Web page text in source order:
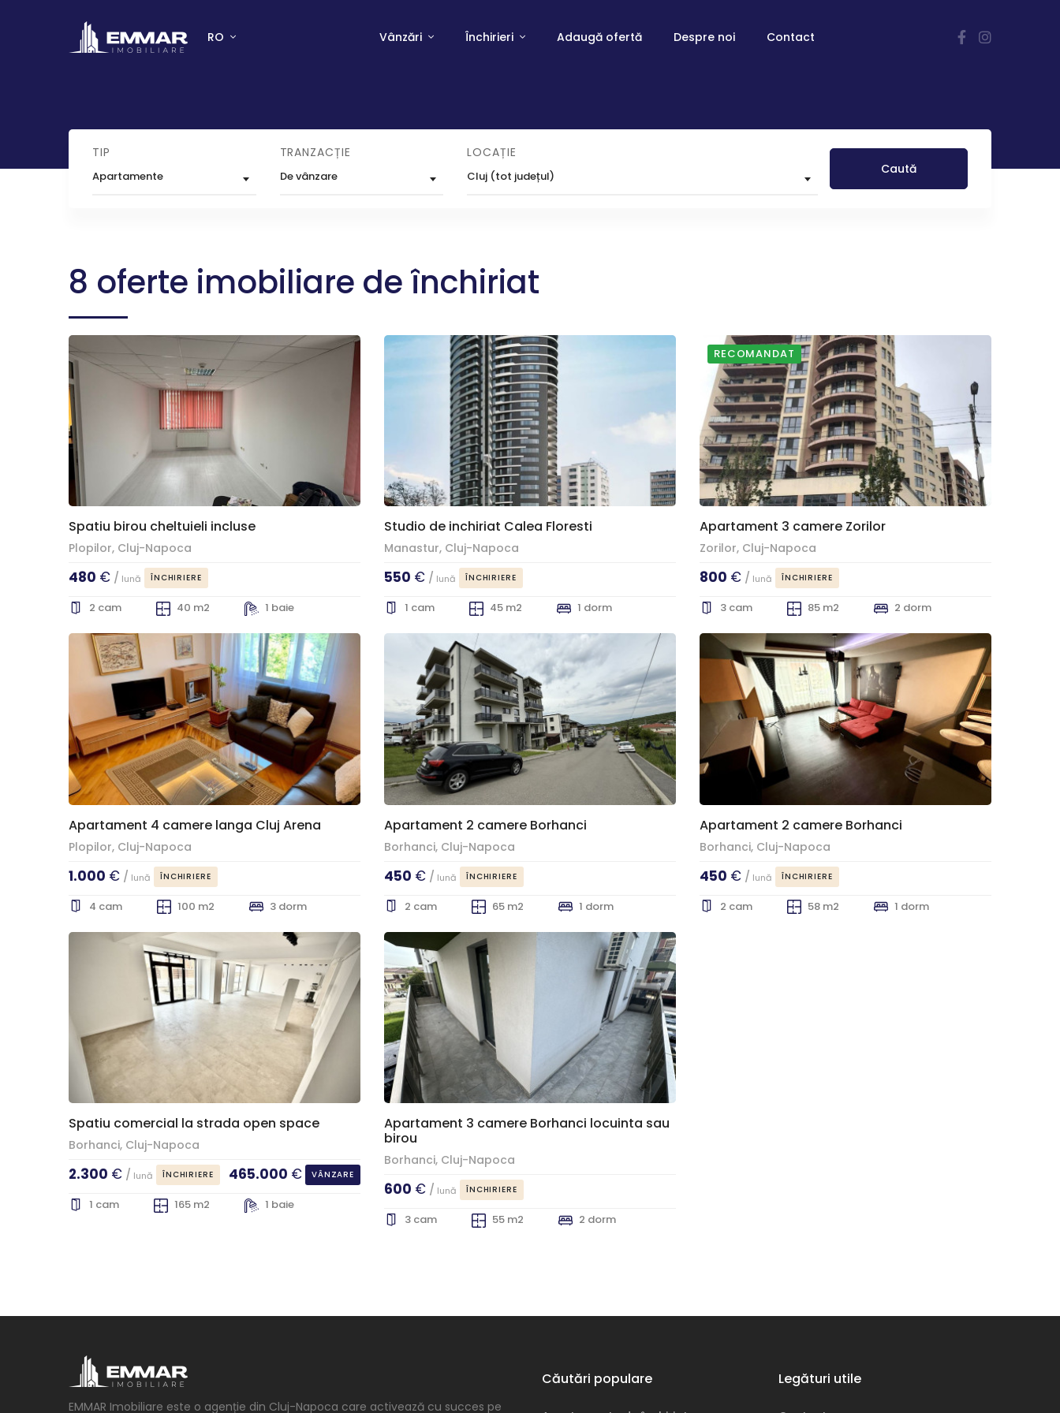
RO Vânzări Închirieri Adaugă ofertă Despre noi Contact
TIP
Apartamente
TRANZACȚIE
De vânzare
LOCAȚIE
Cluj (tot județul) Caută
8 oferte imobiliare de închiriat
Spatiu birou cheltuieli incluse
Plopilor, Cluj-Napoca
480 € / lună ÎNCHIRIERE
2 cam 40 m2 1 baie
Studio de inchiriat Calea Floresti
Manastur, Cluj-Napoca
550 € / lună ÎNCHIRIERE
1 cam 45 m2 1 dorm
RECOMANDAT
Apartament 3 camere Zorilor
Zorilor, Cluj-Napoca
800 € / lună ÎNCHIRIERE
3 cam 85 m2 2 dorm
Apartament 4 camere langa Cluj Arena
Plopilor, Cluj-Napoca
1.000 € / lună ÎNCHIRIERE
4 cam 100 m2 3 dorm
Apartament 2 camere Borhanci
Borhanci, Cluj-Napoca
450 € / lună ÎNCHIRIERE
2 cam 65 m2 1 dorm
Apartament 2 camere Borhanci
Borhanci, Cluj-Napoca
450 € / lună ÎNCHIRIERE
2 cam 58 m2 1 dorm
Spatiu comercial la strada open space
Borhanci, Cluj-Napoca
2.300 € / lună ÎNCHIRIERE 465.000 € VÂNZARE
1 cam 165 m2 1 baie
Apartament 3 camere Borhanci locuinta sau
birou
Borhanci, Cluj-Napoca
600 € / lună ÎNCHIRIERE
3 cam 55 m2 2 dorm
EMMAR Imobiliare este o agenție din Cluj-Napoca care activează cu succes pe
Căutări populare Legături utile